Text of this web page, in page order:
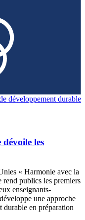
développement durable
dévoile les
« Harmonie avec la
rend publics les premiers
enseignants-
une approche
durable en préparation